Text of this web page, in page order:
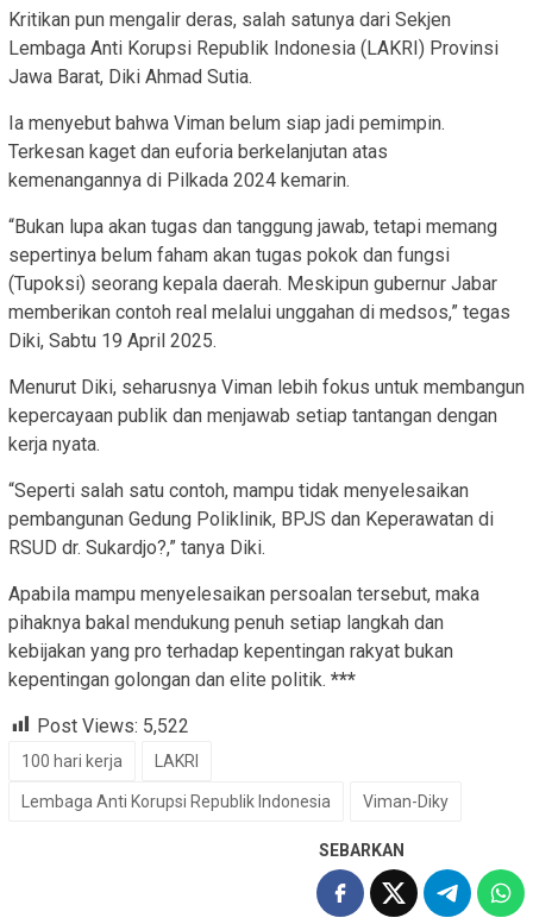
Kritikan pun mengalir deras, salah satunya dari Sekjen
Lembaga Anti Korupsi Republik Indonesia (LAKRI) Provinsi
Jawa Barat, Diki Ahmad Sutia.
Ia menyebut bahwa Viman belum siap jadi pemimpin.
Terkesan kaget dan euforia berkelanjutan atas
kemenangannya di Pilkada 2024 kemarin.
“Bukan lupa akan tugas dan tanggung jawab, tetapi memang
sepertinya belum faham akan tugas pokok dan fungsi
(Tupoksi) seorang kepala daerah. Meskipun gubernur Jabar
memberikan contoh real melalui unggahan di medsos,” tegas
Diki, Sabtu 19 April 2025.
Menurut Diki, seharusnya Viman lebih fokus untuk membangun
kepercayaan publik dan menjawab setiap tantangan dengan
kerja nyata.
“Seperti salah satu contoh, mampu tidak menyelesaikan
pembangunan Gedung Poliklinik, BPJS dan Keperawatan di
RSUD dr. Sukardjo?,” tanya Diki.
Apabila mampu menyelesaikan persoalan tersebut, maka
pihaknya bakal mendukung penuh setiap langkah dan
kebijakan yang pro terhadap kepentingan rakyat bukan
kepentingan golongan dan elite politik. ***
Post Views: 5,522
100 hari kerja LAKRI
Lembaga Anti Korupsi Republik Indonesia Viman-Diky
SEBARKAN